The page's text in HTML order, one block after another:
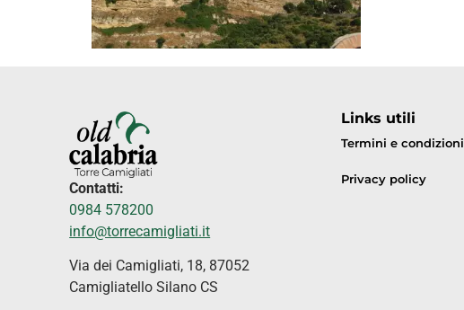
Contatti:
0984 578200
info@torrecamigliati.it
Via dei Camigliati, 18, 87052
Camigliatello Silano CS
Links utili
Termini e condizioni
Privacy policy